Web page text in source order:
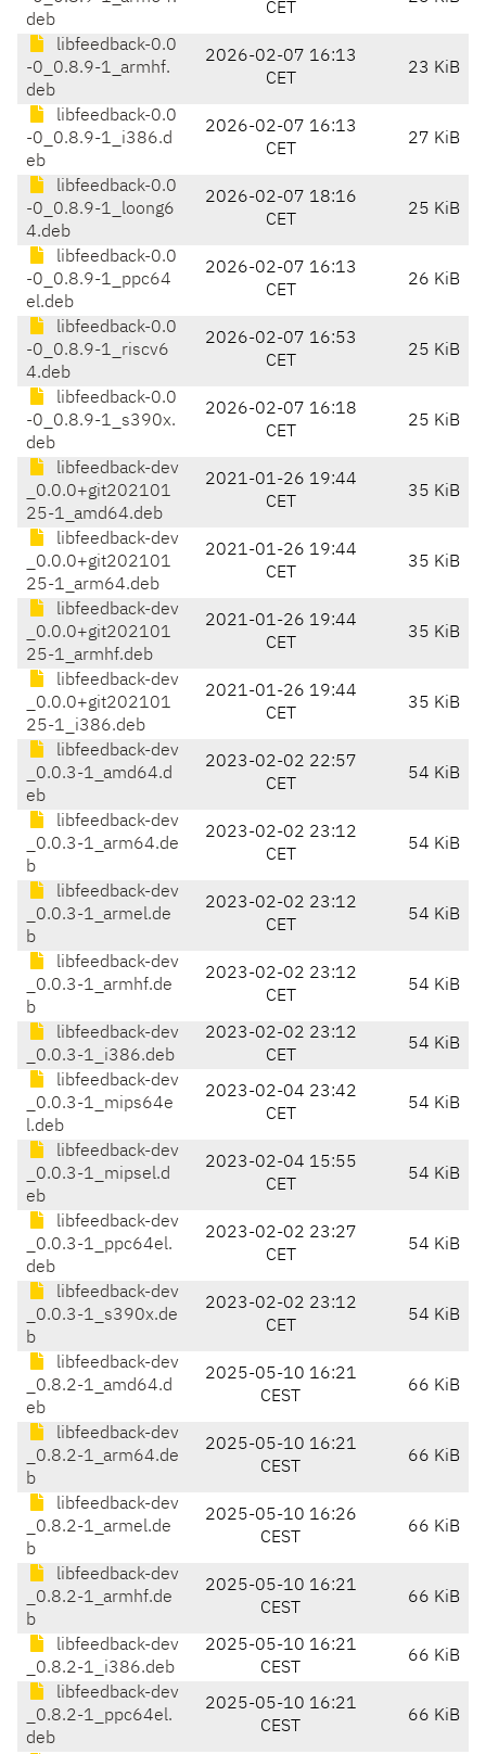
deb
CET
libfeedback-0.0
-0_0.8.9-1_armhf.
deb
2026-02-07 16:13
CET
23 KiB
libfeedback-0.0
-0_0.8.9-1_i386.d
eb
2026-02-07 16:13
CET
27 KiB
libfeedback-0.0
-0_0.8.9-1_loong6
4.deb
2026-02-07 18:16
CET
25 KiB
libfeedback-0.0
-0_0.8.9-1_ppc64
el.deb
2026-02-07 16:13
CET
26 KiB
libfeedback-0.0
-0_0.8.9-1_riscv6
4.deb
2026-02-07 16:53
CET
25 KiB
libfeedback-0.0
-0_0.8.9-1_s390x.
deb
2026-02-07 16:18
CET
25 KiB
libfeedback-dev
_0.0.0+git202101
25-1_amd64.deb
2021-01-26 19:44
CET
35 KiB
libfeedback-dev
_0.0.0+git202101
25-1_arm64.deb
2021-01-26 19:44
CET
35 KiB
libfeedback-dev
_0.0.0+git202101
25-1_armhf.deb
2021-01-26 19:44
CET
35 KiB
libfeedback-dev
_0.0.0+git202101
25-1_i386.deb
2021-01-26 19:44
CET
35 KiB
libfeedback-dev
_0.0.3-1_amd64.d
eb
2023-02-02 22:57
CET
54 KiB
libfeedback-dev
_0.0.3-1_arm64.de
b
2023-02-02 23:12
CET
54 KiB
libfeedback-dev
_0.0.3-1_armel.de
b
2023-02-02 23:12
CET
54 KiB
libfeedback-dev
_0.0.3-1_armhf.de
b
2023-02-02 23:12
CET
54 KiB
libfeedback-dev
_0.0.3-1_i386.deb
2023-02-02 23:12
CET
54 KiB
libfeedback-dev
_0.0.3-1_mips64e
l.deb
2023-02-04 23:42
CET
54 KiB
libfeedback-dev
_0.0.3-1_mipsel.d
eb
2023-02-04 15:55
CET
54 KiB
libfeedback-dev
_0.0.3-1_ppc64el.
deb
2023-02-02 23:27
CET
54 KiB
libfeedback-dev
_0.0.3-1_s390x.de
b
2023-02-02 23:12
CET
54 KiB
libfeedback-dev
_0.8.2-1_amd64.d
eb
2025-05-10 16:21
CEST
66 KiB
libfeedback-dev
_0.8.2-1_arm64.de
b
2025-05-10 16:21
CEST
66 KiB
libfeedback-dev
_0.8.2-1_armel.de
b
2025-05-10 16:26
CEST
66 KiB
libfeedback-dev
_0.8.2-1_armhf.de
b
2025-05-10 16:21
CEST
66 KiB
libfeedback-dev
_0.8.2-1_i386.deb
2025-05-10 16:21
CEST
66 KiB
libfeedback-dev
_0.8.2-1_ppc64el.
deb
2025-05-10 16:21
CEST
66 KiB